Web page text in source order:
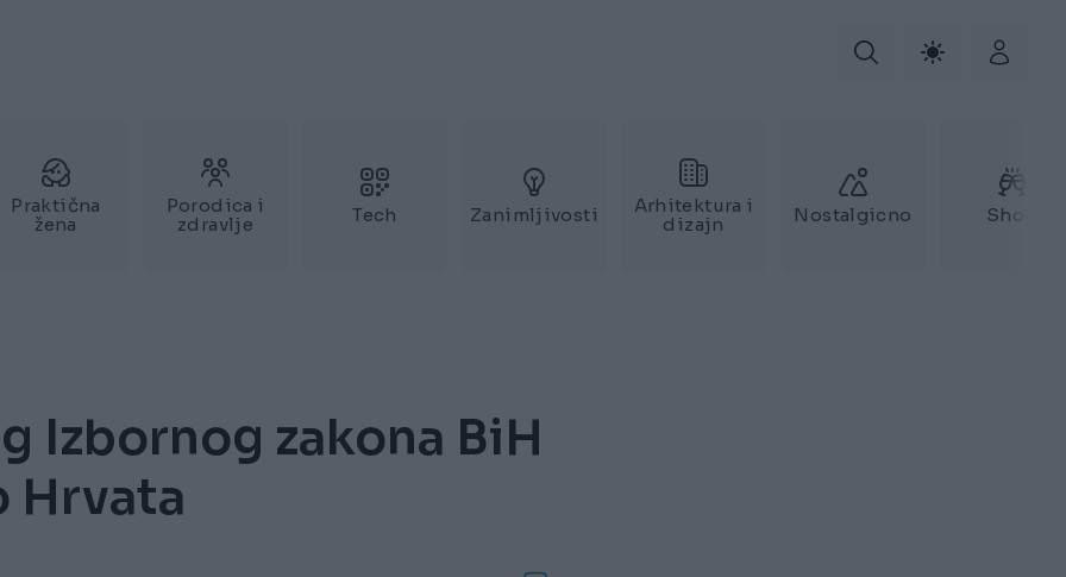
Praktična
žena
Porodica i
zdravlje
Tech Zanimljivosti
Arhitektura i
dizajn
Nostalgicno Show
Izbornog zakona BiH
Hrvata